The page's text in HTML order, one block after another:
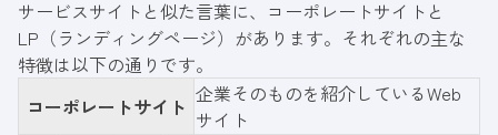
サービスサイトと似た言葉に、コーポレートサイトと
LP（ランディングページ）があります。それぞれの主な
特徴は以下の通りです。
コーポレートサイト 企業そのものを紹介しているWeb
サイト